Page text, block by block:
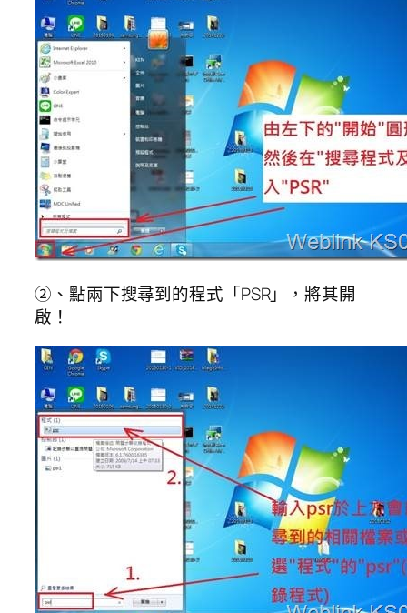
②、點兩下搜尋到的程式「PSR」，將其開
啟！